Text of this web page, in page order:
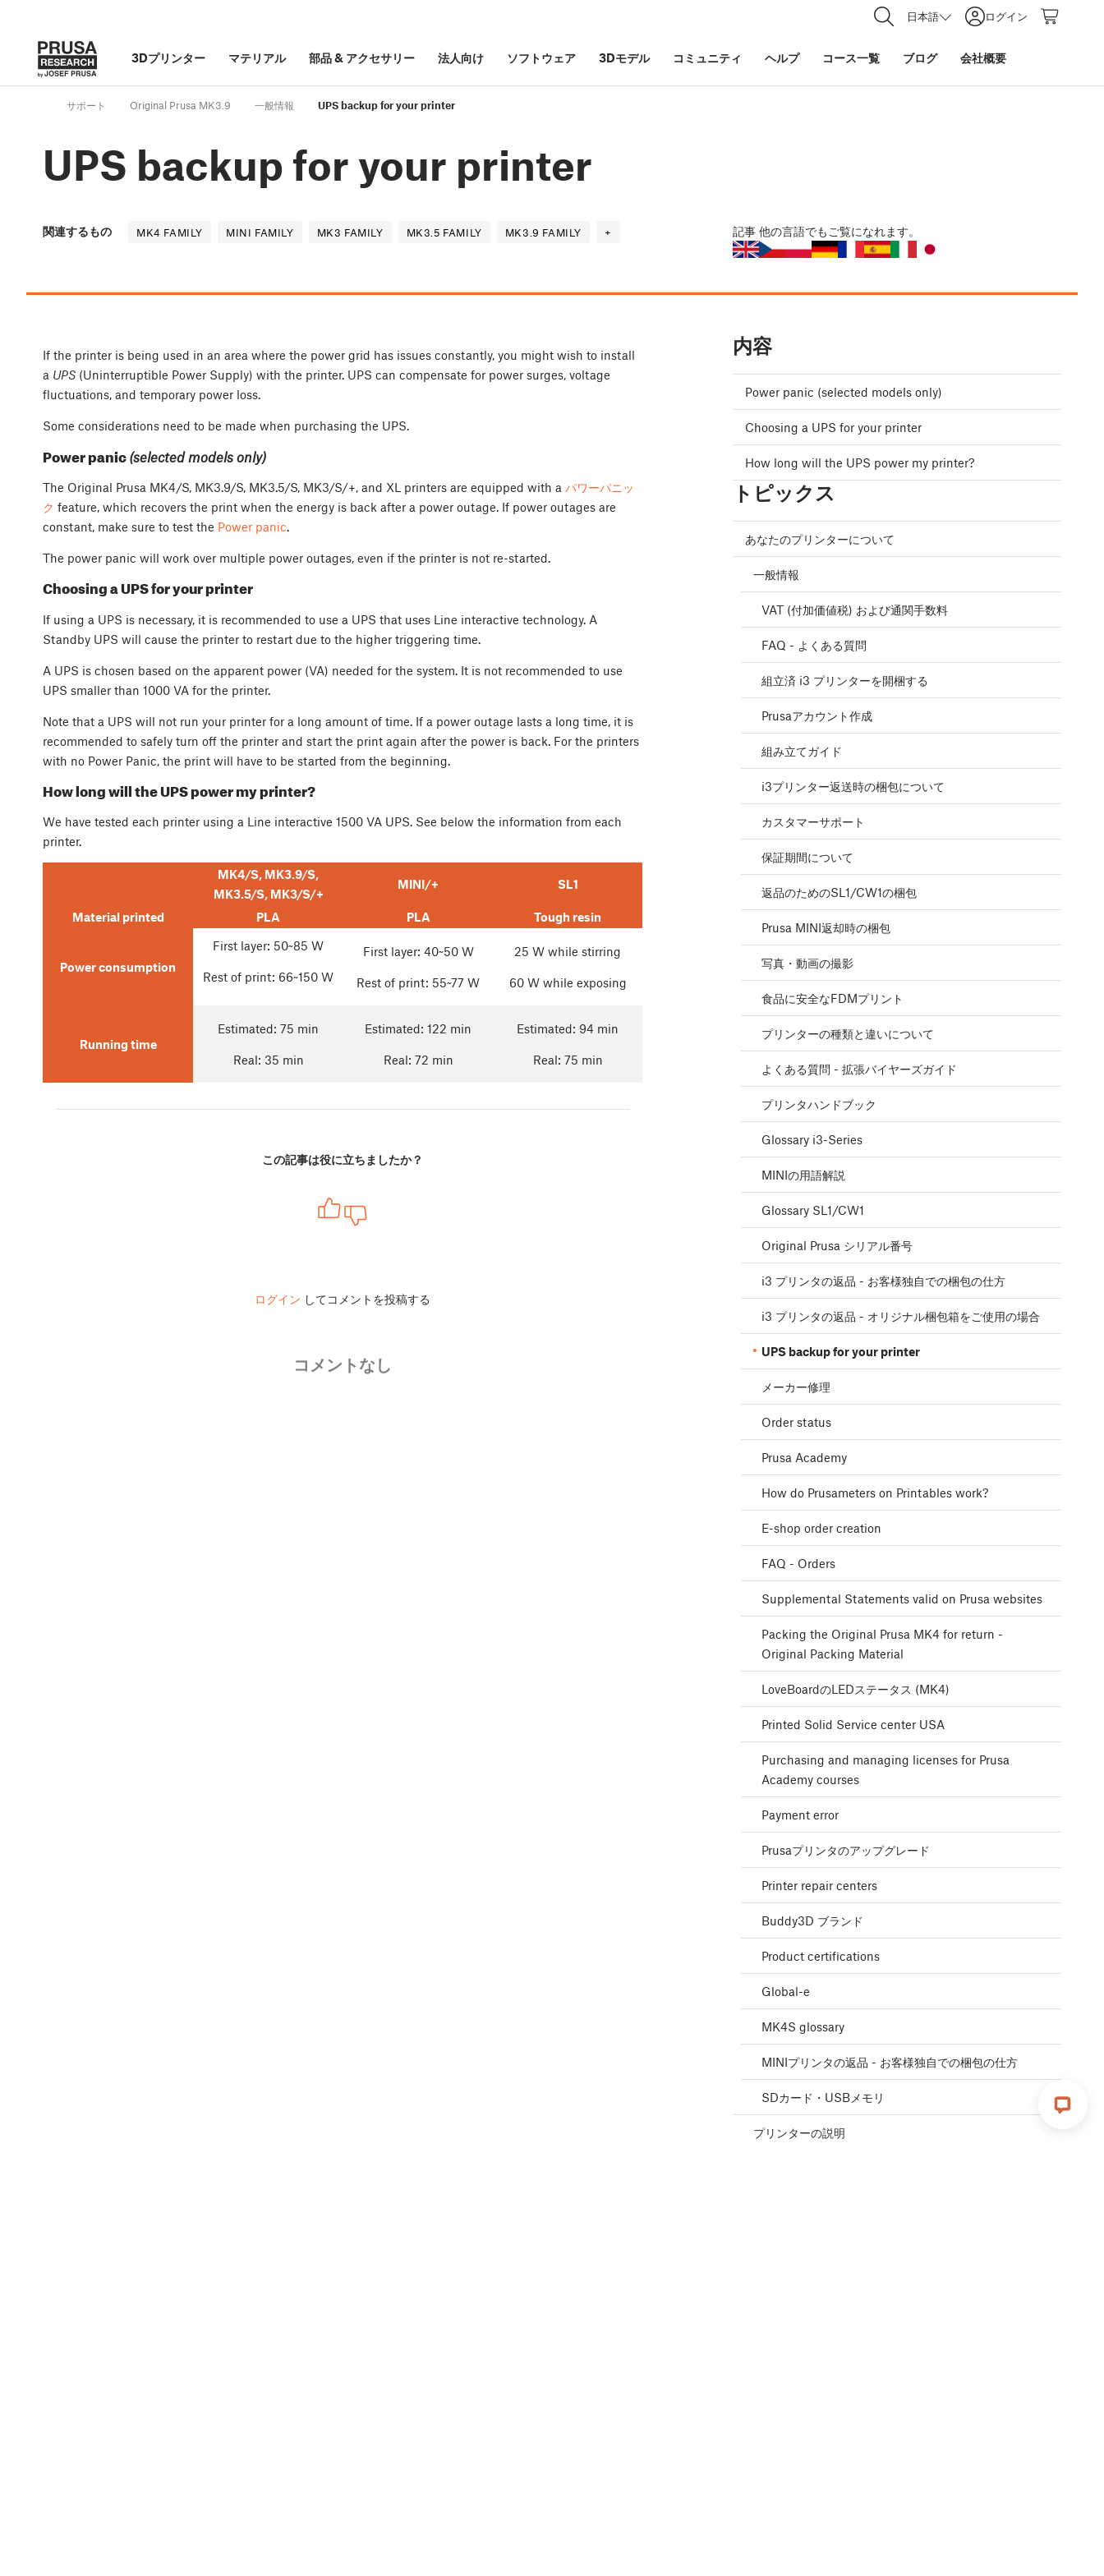
日本語 ログイン
3Dプリンター マテリアル 部品& アクセサリー 法人向け ソフトウェア 3Dモデル コミュニティ ヘルプ コース一覧 ブログ 会社概要
サポート Original Prusa MK3.9 一般情報 UPS backup for your printer
UPS backup for your printer
関連するもの MK4 FAMILY MINI FAMILY MK3 FAMILY MK3.5 FAMILY MK3.9 FAMILY + 記事 他の言語でもご覧になれます。
If the printer is being used in an area where the power grid has issues constantly, you might wish to install
a UPS (Uninterruptible Power Supply) with the printer. UPS can compensate for power surges, voltage
fluctuations, and temporary power loss.
Some considerations need to be made when purchasing the UPS.
Power panic (selected models only)
The Original Prusa MK4/S, MK3.9/S, MK3.5/S, MK3/S/+, and XL printers are equipped with a パワーパニッ
ク feature, which recovers the print when the energy is back after a power outage. If power outages are
constant, make sure to test the Power panic.
The power panic will work over multiple power outages, even if the printer is not re-started.
Choosing a UPS for your printer
If using a UPS is necessary, it is recommended to use a UPS that uses Line interactive technology. A
Standby UPS will cause the printer to restart due to the higher triggering time.
A UPS is chosen based on the apparent power (VA) needed for the system. It is not recommended to use
UPS smaller than 1000 VA for the printer.
Note that a UPS will not run your printer for a long amount of time. If a power outage lasts a long time, it is
recommended to safely turn off the printer and start the print again after the power is back. For the printers
with no Power Panic, the print will have to be started from the beginning.
How long will the UPS power my printer?
We have tested each printer using a Line interactive 1500 VA UPS. See below the information from each
printer.
MK4/S, MK3.9/S,
MK3.5/S, MK3/S/+
MINI/+ SL1
Material printed PLA PLA Tough resin
Power consumption
First layer: 50~85 W
Rest of print: 66~150 W
First layer: 40~50 W
Rest of print: 55~77 W
25 W while stirring
60 W while exposing
Running time
Estimated: 75 min
Real: 35 min
Estimated: 122 min
Real: 72 min
Estimated: 94 min
Real: 75 min
この記事は役に立ちましたか？
ログイン してコメントを投稿する
コメントなし
内容
Power panic (selected models only)
Choosing a UPS for your printer
How long will the UPS power my printer?
トピックス
あなたのプリンターについて
一般情報
VAT (付加価値税) および通関手数料
FAQ - よくある質問
組立済 i3 プリンターを開梱する
Prusaアカウント作成
組み立てガイド
i3プリンター返送時の梱包について
カスタマーサポート
保証期間について
返品のためのSL1/CW1の梱包
Prusa MINI返却時の梱包
写真・動画の撮影
食品に安全なFDMプリント
プリンターの種類と違いについて
よくある質問 - 拡張バイヤーズガイド
プリンタハンドブック
Glossary i3-Series
MINIの用語解説
Glossary SL1/CW1
Original Prusa シリアル番号
i3 プリンタの返品 - お客様独自での梱包の仕方
i3 プリンタの返品 - オリジナル梱包箱をご使用の場合
UPS backup for your printer
メーカー修理
Order status
Prusa Academy
How do Prusameters on Printables work?
E-shop order creation
FAQ - Orders
Supplemental Statements valid on Prusa websites
Packing the Original Prusa MK4 for return -
Original Packing Material
LoveBoardのLEDステータス (MK4)
Printed Solid Service center USA
Purchasing and managing licenses for Prusa
Academy courses
Payment error
Prusaプリンタのアップグレード
Printer repair centers
Buddy3D ブランド
Product certifications
Global-e
MK4S glossary
MINIプリンタの返品 - お客様独自での梱包の仕方
SDカード・USBメモリ
プリンターの説明